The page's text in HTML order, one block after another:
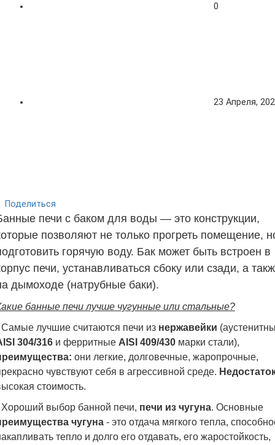
0
23 Апреля,
Поделиться
печи с баком для воды — это конструкции,
позволяют не только прогреть помещение,
горячую воду. Бак может быть встроен в
печи, устанавливаться сбоку или сзади, а
дымоходе (натрубные баки).
банные печи лучше чугунные или стальные?
Самые лучшие считаются печи из нержавейки
304/316 и ферритные AISI 409/430 марки стали),
они легкие, долговечные, жаропрочные,
чувствуют себя в агрессивной среде.
стоимость.
Хороший выбор банной печи, печи из чугуна. Основные
чугуна - это отдача мягкого тепла,
тепло и долго его отдавать, его жаростойкость,